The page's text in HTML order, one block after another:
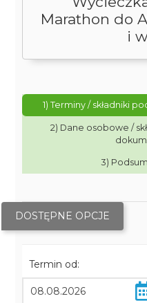
Marathon do
i
1) Terminy / składniki
2) Dane osobowe /
3)
DOSTĘPNE OPCJE
Termin od: